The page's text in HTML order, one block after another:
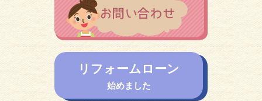
リフォームローン
始めました